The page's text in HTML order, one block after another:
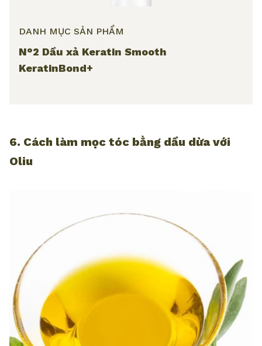
DANH MỤC SẢN PHẨM
N°2 Dầu xả Keratin Smooth
KeratinBond+
6. Cách làm mọc tóc bằng dầu dừa với
Oliu